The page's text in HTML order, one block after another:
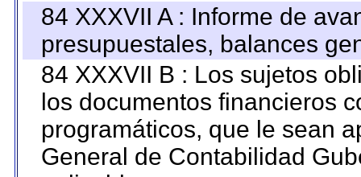
84 XXXVII A : Informe de
presupuestales, balances
84 XXXVII B : Los sujetos
los documentos financieros
programáticos, que le sean
General de Contabilidad